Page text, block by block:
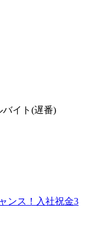
バイト(遅番)
ンス！入社祝金3